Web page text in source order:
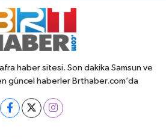
haber sitesi. Son dakika Samsun ve
güncel haberler Brthaber.com’da